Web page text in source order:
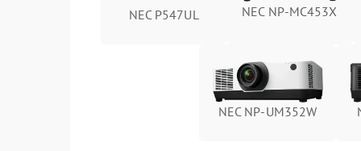
NEC P547UL NEC NP-MC453X
NEC NP-UM352W